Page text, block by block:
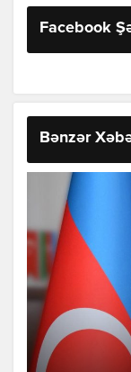
Facebook
Bənzər